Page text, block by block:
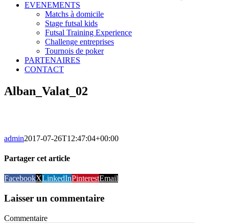
EVENEMENTS
Matchs à domicile
Stage futsal kids
Futsal Training Experience
Challenge entreprises
Tournois de poker
PARTENAIRES
CONTACT
Alban_Valat_02
admin2017-07-26T12:47:04+00:00
Partager cet article
FacebookXLinkedInPinterestEmail
Laisser un commentaire
Commentaire